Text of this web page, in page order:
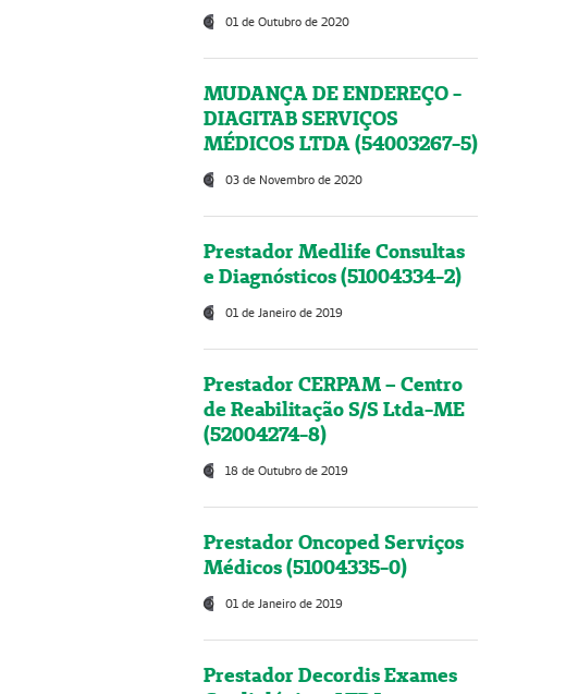
01 de Outubro de 2020
MUDANÇA DE ENDEREÇO -
DIAGITAB SERVIÇOS
MÉDICOS LTDA (54003267-5)
03 de Novembro de 2020
Prestador Medlife Consultas
e Diagnósticos (51004334-2)
01 de Janeiro de 2019
Prestador CERPAM – Centro
de Reabilitação S/S Ltda-ME
(52004274-8)
18 de Outubro de 2019
Prestador Oncoped Serviços
Médicos (51004335-0)
01 de Janeiro de 2019
Prestador Decordis Exames